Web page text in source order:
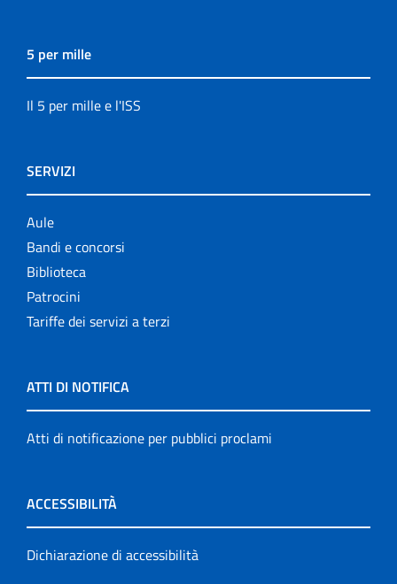
5 per mille
Il 5 per mille e l'ISS
SERVIZI
Aule
Bandi e concorsi
Biblioteca
Patrocini
Tariffe dei servizi a terzi
ATTI DI NOTIFICA
Atti di notificazione per pubblici proclami
ACCESSIBILITÀ
Dichiarazione di accessibilità